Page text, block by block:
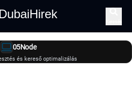
DubaiHirek
05Node
és kereső optimalizálás